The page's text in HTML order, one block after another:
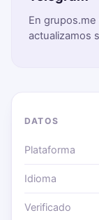
En
actualizamos
DATOS
Plataforma
Idioma
Verificado